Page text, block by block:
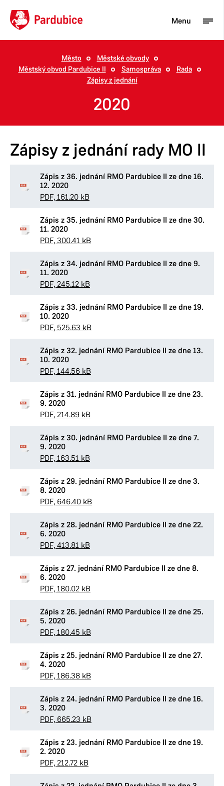
Turista
Občan
Město
Město
Městské obvody
Městský obvod Pardubice II
Samospráva
Rada
Zápisy z jednání
2020
Zápisy z jednání rady MO II
Zápis z 36. jednání RMO Pardubice II ze dne 16.
12. 2020
PDF, 161.20 kB
Zápis z 35. jednání RMO Pardubice II ze dne 30.
11. 2020
PDF, 300.41 kB
Zápis z 34. jednání RMO Pardubice II ze dne 9.
11. 2020
PDF, 245.12 kB
Zápis z 33. jednání RMO Pardubice II ze dne 19.
10. 2020
PDF, 525.63 kB
Zápis z 32. jednání RMO Pardubice II ze dne 13.
10. 2020
PDF, 144.56 kB
Zápis z 31. jednání RMO Pardubice II ze dne 23.
9. 2020
PDF, 214.89 kB
Zápis z 30. jednání RMO Pardubice II ze dne 7.
9. 2020
PDF, 163.51 kB
Zápis z 29. jednání RMO Pardubice II ze dne 3.
8. 2020
PDF, 646.40 kB
Zápis z 28. jednání RMO Pardubice II ze dne 22.
6. 2020
PDF, 413.81 kB
Zápis z 27. jednání RMO Pardubice II ze dne 8.
6. 2020
PDF, 180.02 kB
Zápis z 26. jednání RMO Pardubice II ze dne 25.
5. 2020
PDF, 180.45 kB
Zápis z 25. jednání RMO Pardubice II ze dne 27.
4. 2020
PDF, 186.38 kB
Zápis z 24. jednání RMO Pardubice II ze dne 16.
3. 2020
PDF, 665.23 kB
Zápis z 23. jednání RMO Pardubice II ze dne 19.
2. 2020
PDF, 212.72 kB
Menu